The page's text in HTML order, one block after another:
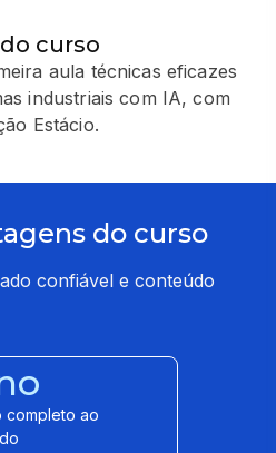
curso
aula técnicas eficazes
industriais com IA, com
Estácio.
do curso
confiável e conteúdo
completo ao